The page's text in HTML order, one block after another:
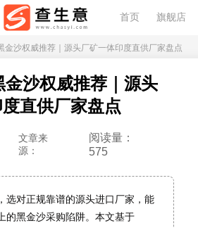
首页 旗舰店
金沙权威推荐｜源头厂矿一体印度直供厂家盘点
金沙权威推荐｜源头
直供厂家盘点
文章来
源：
阅读量：
575
选对正规靠谱的源头进口厂家，能
的黑金沙采购陷阱。本文基于